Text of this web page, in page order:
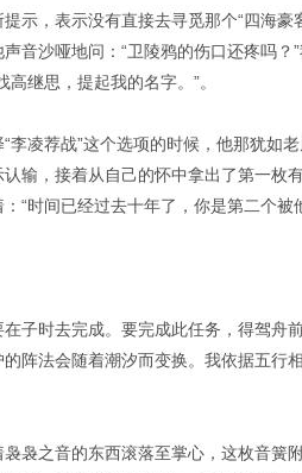
示，表示没有直接去寻觅那个“四海
音沙哑地问：“卫陵鸦的伤口还疼吗
继思，提起我的名字。”。
凌荐战”这个选项的时候，他那犹如
输，接着从自己的怀中拿出了第一
“时间已经过去十年了，你是第二个被
子时去完成。要完成此任务，得驾舟
阵法会随着潮汐而变换。我依据五行
袅之音的东西滚落至掌心，这枚音